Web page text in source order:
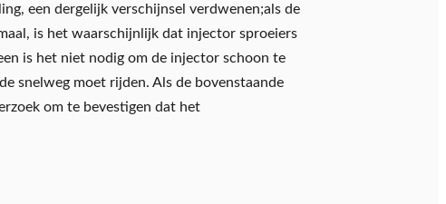
een dergelijk verschijnsel verdwenen;als de
is het waarschijnlijk dat injector sproeiers
is het niet nodig om de injector schoon te
snelweg moet rijden. Als de bovenstaande
om te bevestigen dat het